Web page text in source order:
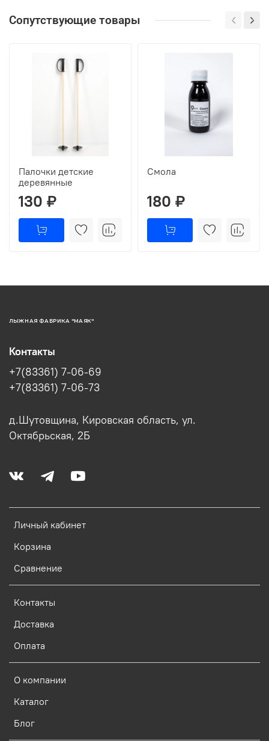
Сопутствующие товары
Палочки детские
деревянные
130 ₽
Смола
180 ₽
ЛЫЖНАЯ ФАБРИКА "МАЯК"
Личный кабинет
Корзина
Сравнение
Контакты
Доставка
Оплата
О компании
Каталог
Блог
Контакты
+7(83361) 7-06-69
+7(83361) 7-06-73
д.Шутовщина, Кировская область, ул.
Октябрьская, 2Б